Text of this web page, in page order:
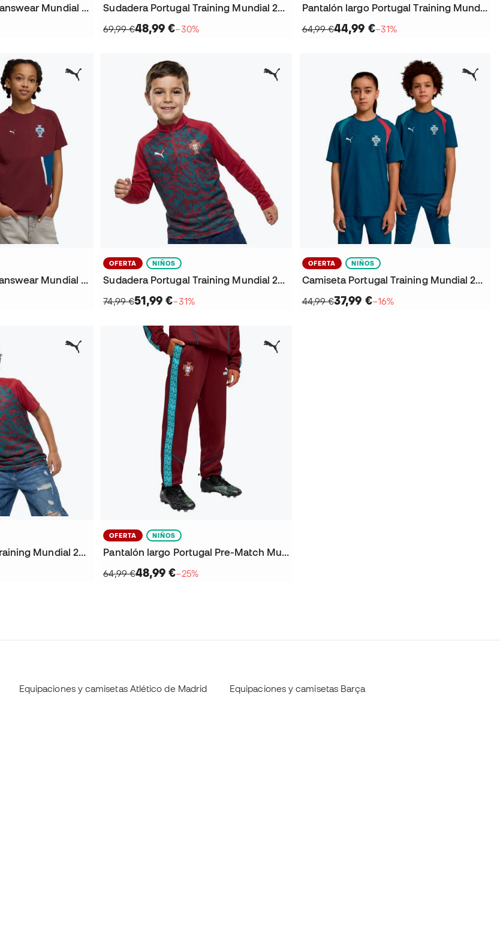
Sudadera Portugal Fanswear Mundial 2026 Niño
Sudadera Portugal Training Mundial 2026 Niño
69,99 €48,99 €−30%
Pantalón largo Portugal Training Mundial 2026 Niño
64,99 €44,99 €−31%
Camiseta Portugal Fanswear Mundial 2026 Niño
OFERTA NIÑOS
Sudadera Portugal Training Mundial 2026 Niño
74,99 €51,99 €−31%
OFERTA NIÑOS
Camiseta Portugal Training Mundial 2026 Niño
44,99 €37,99 €−16%
Camiseta Portugal Training Mundial 2026 Niño
OFERTA NIÑOS
Pantalón largo Portugal Pre-Match Mundial 2026 Niño
64,99 €48,99 €−25%
Equipaciones y camisetas Atlético de Madrid Equipaciones y camisetas Barça